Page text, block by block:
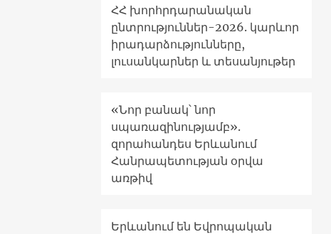
ՀՀ խորհրդարանական
ընտրություններ-2026. կարևոր
իրադարձությունները,
լուսանկարներ և տեսանյութեր
«Նոր բանակ՝ նոր
սպառազինությամբ».
զորահանդես Երևանում
Հանրապետության օրվա
առթիվ
Երևանում են Եվրոպական